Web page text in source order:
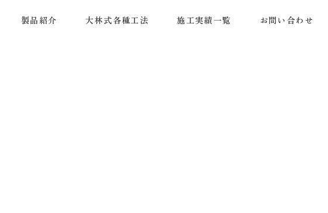
製品紹介 大林式各種工法 施工実績一覧 お問い合わせ